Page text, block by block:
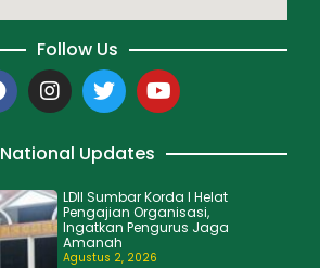
Follow Us
National Updates
LDII Sumbar Korda I Helat
Pengajian Organisasi,
Ingatkan Pengurus Jaga
Amanah
Agustus 2, 2026